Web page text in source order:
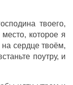
твоего,
которое я
сердце твоём,
поутру, и